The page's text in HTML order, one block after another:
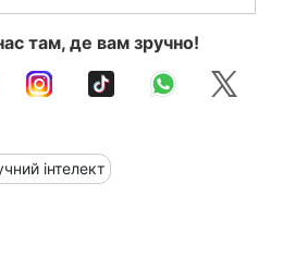
там, де вам зручно!
інтелект